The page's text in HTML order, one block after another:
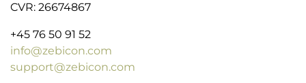
CVR: 26674867
+45 76 50 91 52
info@zebicon.com
support@zebicon.com